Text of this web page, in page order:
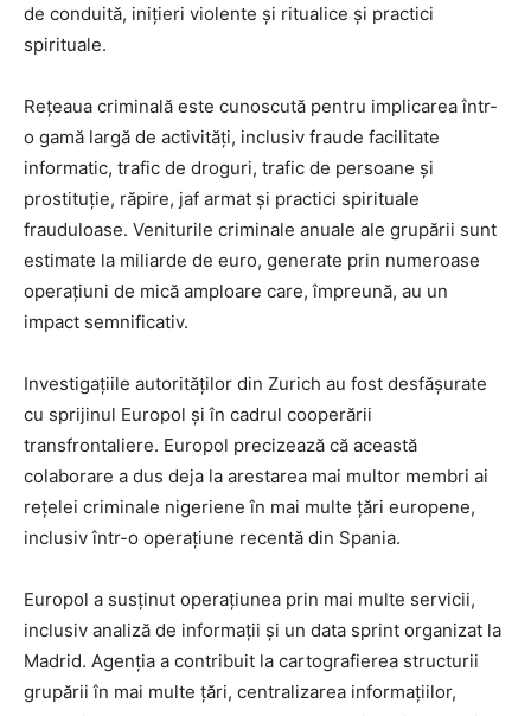
de conduită, inițieri violente și ritualice și practici
spirituale.
Rețeaua criminală este cunoscută pentru implicarea într-
o gamă largă de activități, inclusiv fraude facilitate
informatic, trafic de droguri, trafic de persoane și
prostituție, răpire, jaf armat și practici spirituale
frauduloase. Veniturile criminale anuale ale grupării sunt
estimate la miliarde de euro, generate prin numeroase
operațiuni de mică amploare care, împreună, au un
impact semnificativ.
Investigațiile autorităților din Zurich au fost desfășurate
cu sprijinul Europol și în cadrul cooperării
transfrontaliere. Europol precizează că această
colaborare a dus deja la arestarea mai multor membri ai
rețelei criminale nigeriene în mai multe țări europene,
inclusiv într-o operațiune recentă din Spania.
Europol a susținut operațiunea prin mai multe servicii,
inclusiv analiză de informații și un data sprint organizat la
Madrid. Agenția a contribuit la cartografierea structurii
grupării în mai multe țări, centralizarea informațiilor,